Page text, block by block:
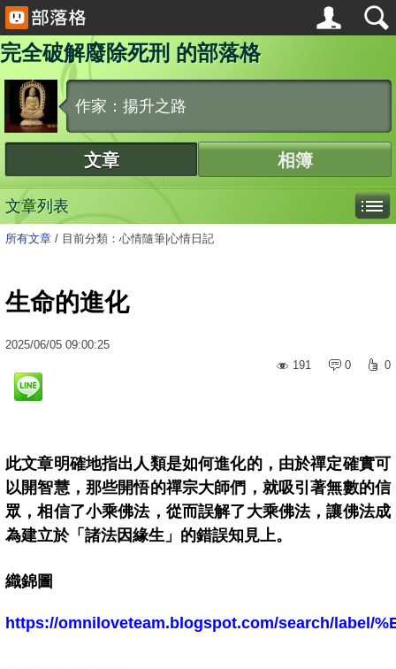
完全破解廢除死刑 的部落格
作家：揚升之路
文章 相簿
文章列表
所有文章 / 目前分類：心情隨筆|心情日記
生命的進化
2025/06/05 09:00:25
191
0 0
此文章明確地指出人類是如何進化的， 由於禪定確實可
以開智慧，那些開悟的禪宗大師們，就吸引著無數的信
眾，相信了小乘佛法，從而誤解了大乘佛法，讓佛法成
為建立於「諸法因緣生」的錯誤知見上。
織錦圖
https://omniloveteam.blogspot.com/search/label/